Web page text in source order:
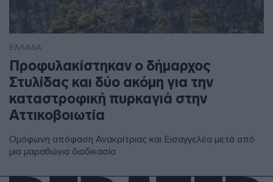
ΕΛΛΑΔΑ
Προφυλακίστηκαν ο δήμαρχος
Στυλίδας και δύο ακόμη για την
καταστροφική πυρκαγιά στην
Αττικοβοιωτία
Ομόφωνη απόφαση Ανακρίτριας και Εισαγγελέα μετά από
μια μαραθώνια διαδικασία